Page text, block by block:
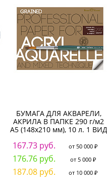
БУМАГА ДЛЯ АКВАРЕЛИ,
АКРИЛА В ПАПКЕ 290 г/м2
А5 (148х210 мм), 10 л. 1 ВИД
167.73 руб. от 50 000 ₽
176.76 руб. от 5 000 ₽
187.08 руб. от 10 000 ₽